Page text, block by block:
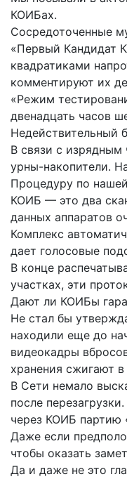
КОИБах.
Сосредоточенные
«Первый Кандидат
квадратиками
комментируют их
«Режим
двенадцать часов
Недействительный
В связи с
урны-накопители.
Процедуру по
КОИБ — это два
данных аппаратов
Комплекс
дает голосовые
В конце
участках, эти
Дают ли КОИБы
Не стал бы
находили еще до
видеокадры
хранения сжигают
В Сети немало
после
через КОИБ партию
Даже если
чтобы оказать
Да и даже не это